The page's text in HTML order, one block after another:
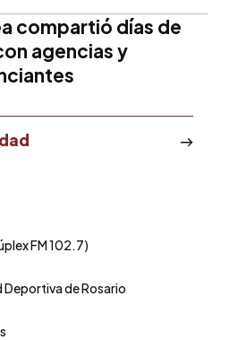
compartió días de
agencias y
FM 102.7)
Deportiva de Rosario